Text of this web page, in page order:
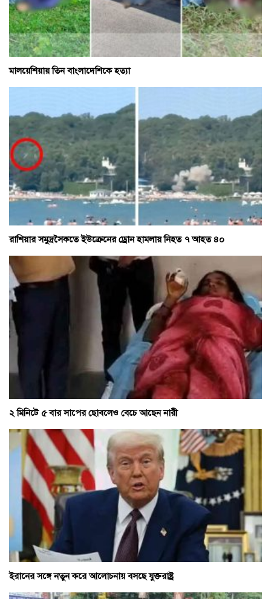
মালয়েশিয়ায় তিন বাংলাদেশিকে হত্যা
রাশিয়ার সমুদ্রসৈকতে ইউক্রেনের ড্রোন হামলায় নিহত ৭ আহত ৪০
২ মিনিটে ৫ বার সাপের ছোবলেও বেচে আছেন নারী
ইরানের সঙ্গে নতুন করে আলোচনায় বসছে যুক্তরাষ্ট্র